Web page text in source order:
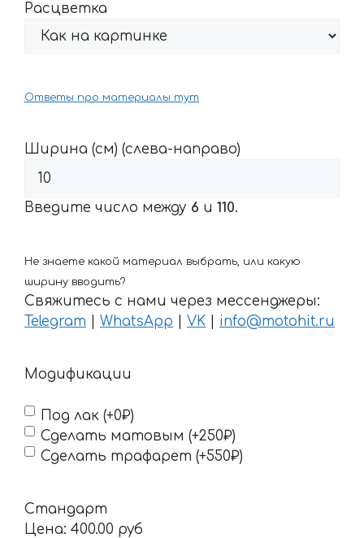
Расцветка
Ответы про материалы тут
Ширина (см) (слева-направо)
Введите число между 6 и 110.
Не знаете какой материал выбрать, или какую
ширину вводить?
Свяжитесь с нами через мессенджеры:
Telegram
WhatsApp VK info@motohit.ru
Модификации
Под лак (+0₽)
Сделать матовым (+250₽)
Сделать трафарет (+550₽)
Стандарт
Цена: 400.00 pyб